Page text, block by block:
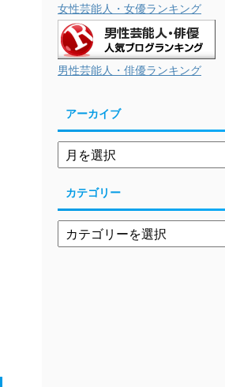
女性芸能人・女優ランキング
男性芸能人・俳優ランキング
アーカイブ
カテゴリー